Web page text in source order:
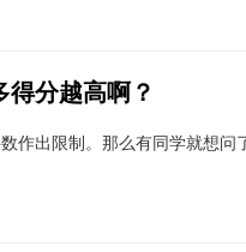
分越高啊？
作出限制。那么有同学就想